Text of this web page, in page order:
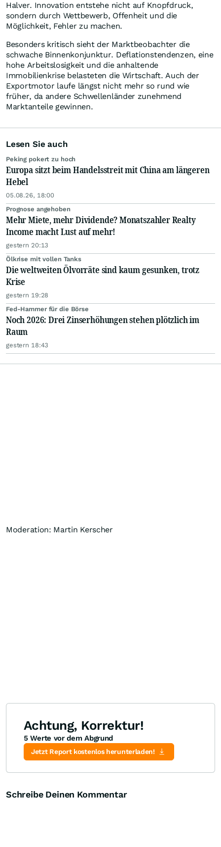
Halver. Innovation entstehe nicht auf Knopfdruck,
sondern durch Wettbewerb, Offenheit und die
Möglichkeit, Fehler zu machen.
Besonders kritisch sieht der Marktbeobachter die
schwache Binnenkonjunktur. Deflationstendenzen, eine
hohe Arbeitslosigkeit und die anhaltende
Immobilienkrise belasteten die Wirtschaft. Auch der
Exportmotor laufe längst nicht mehr so rund wie
früher, da andere Schwellenländer zunehmend
Marktanteile gewinnen.
Lesen Sie auch
Peking pokert zu hoch
Europa sitzt beim Handelsstreit mit China am längeren
Hebel
05.08.26, 18:00
Prognose angehoben
Mehr Miete, mehr Dividende? Monatszahler Realty
Income macht Lust auf mehr!
gestern 20:13
Ölkrise mit vollen Tanks
Die weltweiten Ölvorräte sind kaum gesunken, trotz
Krise
gestern 19:28
Fed-Hammer für die Börse
Noch 2026: Drei Zinserhöhungen stehen plötzlich im
Raum
gestern 18:43
Moderation: Martin Kerscher
Achtung, Korrektur!
5 Werte vor dem Abgrund
Jetzt Report kostenlos herunterladen!
Schreibe Deinen Kommentar